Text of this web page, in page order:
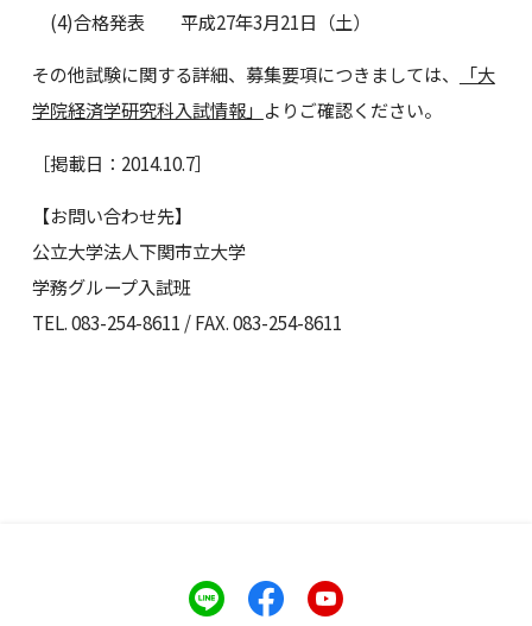
(4)合格発表 平成27年3月21日（土）
その他試験に関する詳細、募集要項につきましては、
「大
学院経済学研究科入試情報」 よりご確認ください。
［掲載日：2014.10.7］
【お問い合わせ先】
公立大学法人下関市立大学
学務グループ入試班
TEL. 083-254-8611 / FAX. 083-254-8611